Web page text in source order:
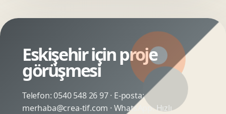
Eskişehir için proje
görüşmesi
Telefon:0540 548 26 97· E-posta:
merhaba@crea-tif.com · WhatsApp:Hızlı